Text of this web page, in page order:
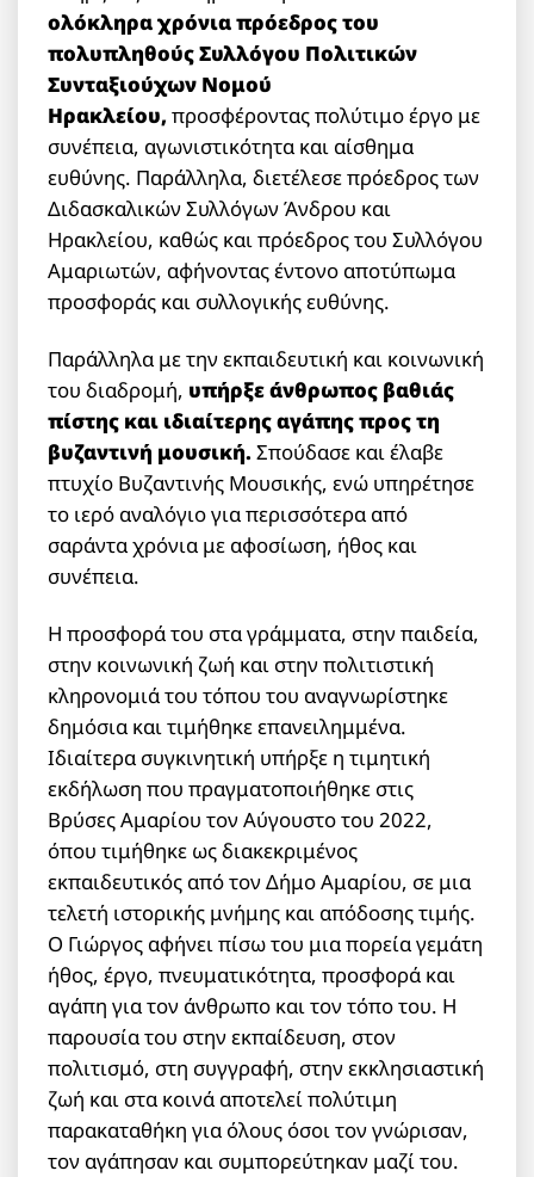
ολόκληρα χρόνια πρόεδρος του
πολυπληθούς Συλλόγου Πολιτικών
Συνταξιούχων Νομού
Ηρακλείου,προσφέροντας πολύτιμο έργο με
συνέπεια, αγωνιστικότητα και αίσθημα
ευθύνης. Παράλληλα, διετέλεσε πρόεδρος των
Διδασκαλικών Συλλόγων Άνδρου και
Ηρακλείου, καθώς και πρόεδρος του Συλλόγου
Αμαριωτών, αφήνοντας έντονο αποτύπωμα
προσφοράς και συλλογικής ευθύνης.
Παράλληλα με την εκπαιδευτική και κοινωνική
του διαδρομή, υπήρξε άνθρωπος βαθιάς
πίστης και ιδιαίτερης αγάπης προς τη
βυζαντινή μουσική. Σπούδασε και έλαβε
πτυχίο Βυζαντινής Μουσικής, ενώ υπηρέτησε
το ιερό αναλόγιο για περισσότερα από
σαράντα χρόνια με αφοσίωση, ήθος και
συνέπεια.
Η προσφορά του στα γράμματα, στην παιδεία,
στην κοινωνική ζωή και στην πολιτιστική
κληρονομιά του τόπου του αναγνωρίστηκε
δημόσια και τιμήθηκε επανειλημμένα.
Ιδιαίτερα συγκινητική υπήρξε η τιμητική
εκδήλωση που πραγματοποιήθηκε στις
Βρύσες Αμαρίου τον Αύγουστο του 2022,
όπου τιμήθηκε ως διακεκριμένος
εκπαιδευτικός από τον Δήμο Αμαρίου, σε μια
τελετή ιστορικής μνήμης και απόδοσης τιμής.
Ο Γιώργος αφήνει πίσω του μια πορεία γεμάτη
ήθος, έργο, πνευματικότητα, προσφορά και
αγάπη για τον άνθρωπο και τον τόπο του. Η
παρουσία του στην εκπαίδευση, στον
πολιτισμό, στη συγγραφή, στην εκκλησιαστική
ζωή και στα κοινά αποτελεί πολύτιμη
παρακαταθήκη για όλους όσοι τον γνώρισαν,
τον αγάπησαν και συμπορεύτηκαν μαζί του.